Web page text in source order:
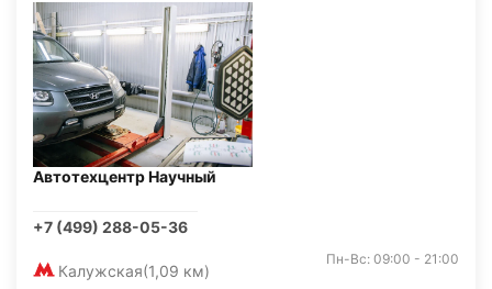
Автотехцентр Научный
+7 (499) 288-05-36
Калужская(1,09 км)
Пн-Вс: 09:00 - 21:00